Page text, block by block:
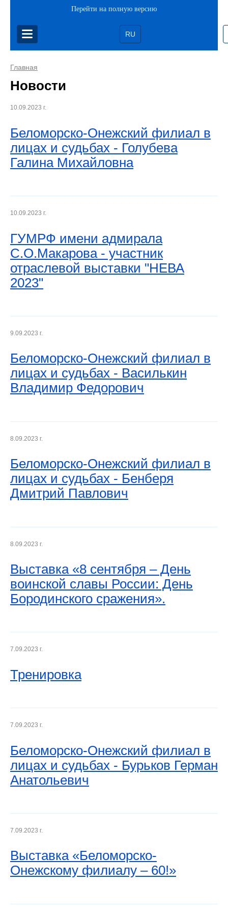
Перейти на полную версию
RU
Главная
Новости
10.09.2023 г.
Беломорско-Онежский филиал в
лицах и судьбах - Голубева
Галина Михайловна
10.09.2023 г.
ГУМРФ имени адмирала
С.О.Макарова - участник
отраслевой выставки "НЕВА
2023"
9.09.2023 г.
Беломорско-Онежский филиал в
лицах и судьбах - Василькин
Владимир Федорович
8.09.2023 г.
Беломорско-Онежский филиал в
лицах и судьбах - Бенберя
Дмитрий Павлович
8.09.2023 г.
Выставка «8 сентября – День
воинской славы России: День
Бородинского сражения».
7.09.2023 г.
Тренировка
7.09.2023 г.
Беломорско-Онежский филиал в
лицах и судьбах - Бурьков Герман
Анатольевич
7.09.2023 г.
Выставка «Беломорско-
Онежскому филиалу – 60!»